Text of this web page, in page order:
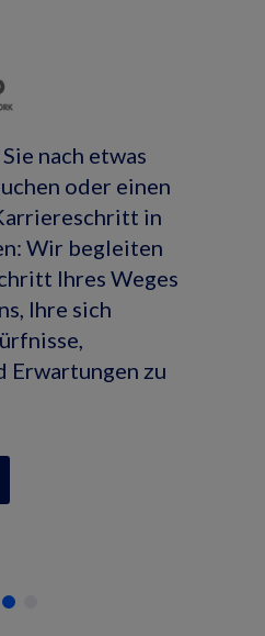
nach etwas
oder einen
in
Wir begleiten
Ihres Weges
Ihre sich
Erwartungen zu